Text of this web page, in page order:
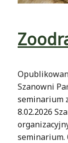
Szanowni
seminarium
8.02.2026